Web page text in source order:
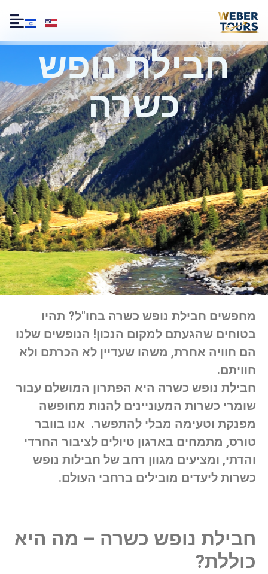
חבילת נופש
כשרה
מחפשים חבילת נופש כשרה בחו"ל? תהיו
בטוחים שהגעתם למקום הנכון! הנופשים שלנו
הם חוויה אחרת, משהו שעדיין לא הכרתם ולא
חוויתם.
חבילת נופש כשרה היא הפתרון המושלם עבור
שומרי כשרות המעוניינים להנות מחופשה
מפנקת וטעימה מבלי להתפשר. אנו בוובר
טורס, מתמחים בארגון טיולים לציבור החרדי
והדתי, ומציעים מגוון רחב של חבילות נופש
כשרות ליעדים מובילים ברחבי העולם.
חבילת נופש כשרה – מה היא
כוללת?